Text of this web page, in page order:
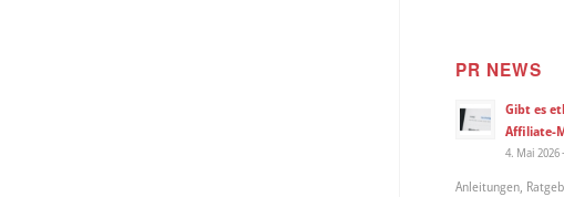
PR NEWS
Gibt es
Affiliate-
4. Mai 2026
Anleitungen,